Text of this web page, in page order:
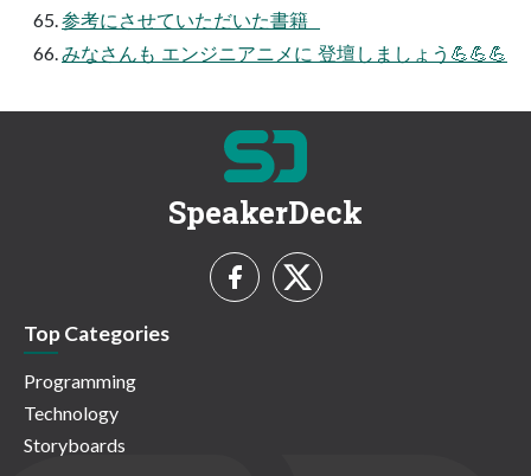
参考にさせていただいた書籍
みなさんも エンジニアニメに 登壇しましょう💪💪💪
SpeakerDeck
Top Categories
Programming
Technology
Storyboards